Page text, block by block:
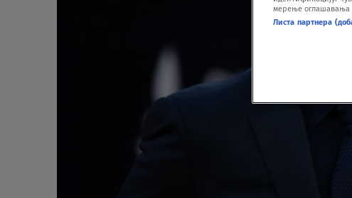
мерење оглашавања
Листа партнера